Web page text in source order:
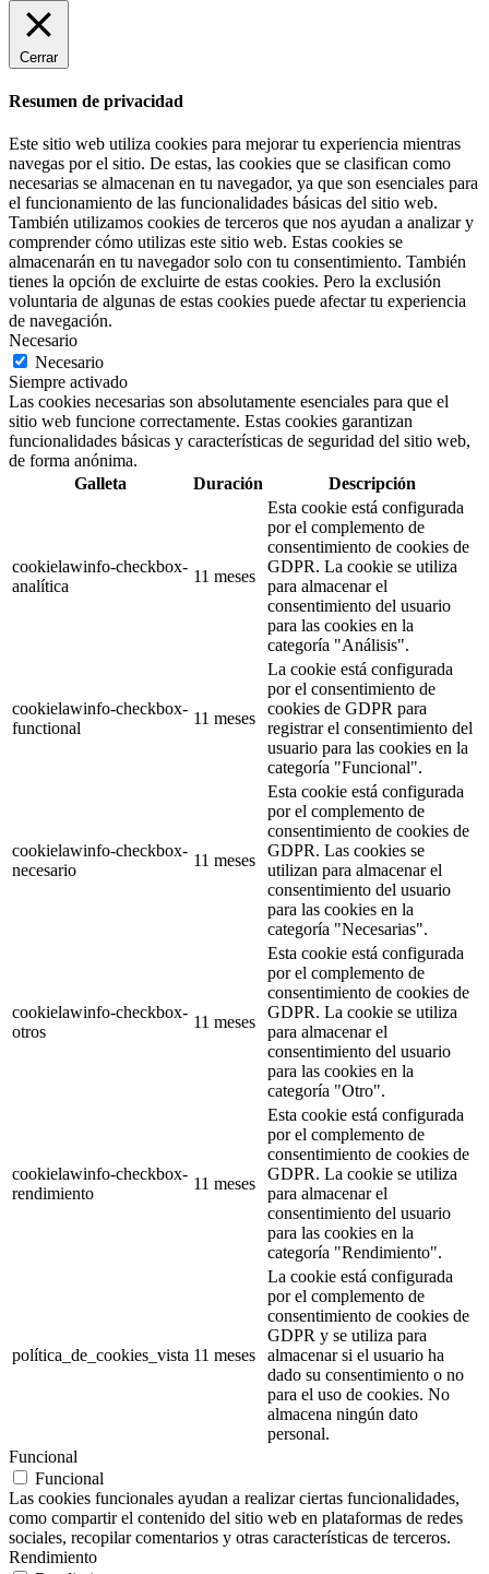
Cerrar
Resumen de privacidad
Este sitio web utiliza cookies para mejorar tu experiencia mientras
navegas por el sitio. De estas, las cookies que se clasifican como
necesarias se almacenan en tu navegador, ya que son esenciales para
el funcionamiento de las funcionalidades básicas del sitio web.
También utilizamos cookies de terceros que nos ayudan a analizar y
comprender cómo utilizas este sitio web. Estas cookies se
almacenarán en tu navegador solo con tu consentimiento. También
tienes la opción de excluirte de estas cookies. Pero la exclusión
voluntaria de algunas de estas cookies puede afectar tu experiencia
de navegación.
Necesario
Necesario
Siempre activado
Las cookies necesarias son absolutamente esenciales para que el
sitio web funcione correctamente. Estas cookies garantizan
funcionalidades básicas y características de seguridad del sitio web,
de forma anónima.
Galleta
Duración Descripción
cookielawinfo-checkbox-
analítica
11 meses
Esta cookie está configurada
por el complemento de
consentimiento de cookies de
GDPR. La cookie se utiliza
para almacenar el
consentimiento del usuario
para las cookies en la
categoría "Análisis".
cookielawinfo-checkbox-
functional
11 meses
La cookie está configurada
por el consentimiento de
cookies de GDPR para
registrar el consentimiento del
usuario para las cookies en la
categoría "Funcional".
cookielawinfo-checkbox-
necesario
11 meses
Esta cookie está configurada
por el complemento de
consentimiento de cookies de
GDPR. Las cookies se
utilizan para almacenar el
consentimiento del usuario
para las cookies en la
categoría "Necesarias".
cookielawinfo-checkbox-
otros
11 meses
Esta cookie está configurada
por el complemento de
consentimiento de cookies de
GDPR. La cookie se utiliza
para almacenar el
consentimiento del usuario
para las cookies en la
categoría "Otro".
cookielawinfo-checkbox-
rendimiento
11 meses
Esta cookie está configurada
por el complemento de
consentimiento de cookies de
GDPR. La cookie se utiliza
para almacenar el
consentimiento del usuario
para las cookies en la
categoría "Rendimiento".
política_de_cookies_vista 11 meses
La cookie está configurada
por el complemento de
consentimiento de cookies de
GDPR y se utiliza para
almacenar si el usuario ha
dado su consentimiento o no
para el uso de cookies. No
almacena ningún dato
personal.
Funcional
Funcional
Las cookies funcionales ayudan a realizar ciertas funcionalidades,
como compartir el contenido del sitio web en plataformas de redes
sociales, recopilar comentarios y otras características de terceros.
Rendimiento